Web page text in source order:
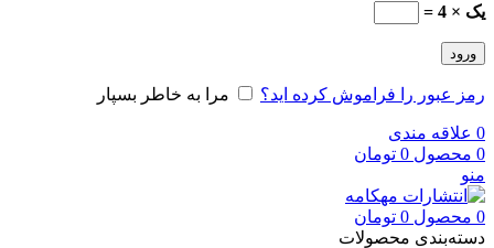
یک × 4 =
ورود
رمز عبور را فراموش کرده اید؟ مرا به خاطر بسپار
0 علاقه مندی
0 محصول 0 تومان
منو
0 محصول 0 تومان
دسته‌بندی محصولات